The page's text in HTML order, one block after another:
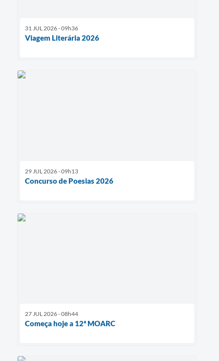
31 JUL 2026 - 09h36
Viagem Literária 2026
29 JUL 2026 - 09h13
Concurso de Poesias 2026
27 JUL 2026 - 08h44
Começa hoje a 12ª MOARC